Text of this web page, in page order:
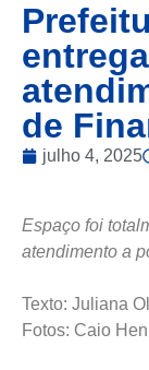
de
julho 4, 2025
Espaço foi
atendimento a
Texto: Juliana
Fotos: Caio